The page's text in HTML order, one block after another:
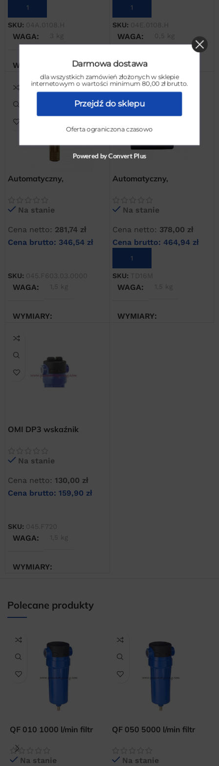
DODAJ DO KOSZYKA
SKU: 04A.0108.H
WAGA 3 kg
WYMIARY
20 × 20 × 40 cm
DODAJ DO KOSZYKA
SKU: 04E.0108.H
WAGA 0,5 kg
WYMIARY
10 × 10 × 30 cm
Automatyczny,
OMI AM 10
Na stanie
Cena netto: 281,74 zł
Cena brutto: 346,54 zł
SKU: 045.F603.03.0000
WAGA 1,5 kg
WYMIARY
20 × 20 × 20 cm
Automatyczny,
Na stanie
Cena netto: 378,00 zł
Cena brutto: 464,94 zł
DODAJ DO KOSZYKA
SKU: TD16M
WAGA 1,5 kg
WYMIARY
OMI DP3 wskaźnik
Na stanie
Cena netto: 130,00 zł
Cena brutto: 159,90 zł
SKU: 045.F720
WAGA 1,5 kg
WYMIARY
Polecane produkty
QF 010 1000 l/min filtr
powietrza
Na stanie
QF 050 5000 l/min filtr
Na stanie
Darmowa dostawa
dla wszystkich zamówień złożonych w sklepie
internetowym o wartości minimum 80,00 zł brutto.
Przejdź do sklepu
Oferta ograniczona czasowo
Powered by Convert Plus